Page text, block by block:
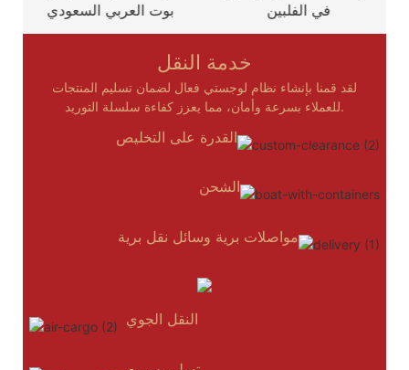
بوت العربي السعودي
في الفلبين
خدمة النقل
لقد قمنا بإنشاء نظام لوجستي فعال لضمان تسليم المنتجات
للعملاء بسرعة وأمان، مما يعزز كفاءة سلسلة التوريد.
القدرة على التخليص
الشحن
مواصلات برية وسائل نقل برية
النقل الجوي